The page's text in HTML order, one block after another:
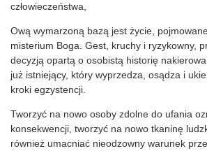
człowieczeństwa,
Ową wymarzoną bazą jest życie,
misterium Boga. Gest, kruchy i ryzykowny,
decyzją opartą o osobistą historię
już istniejący, który wyprzedza, osądza i
kroki egzystencji.
Tworzyć na nowo osoby zdolne do ufania
konsekwencji, tworzyć na nowo tkaninę
również umacniać nieodzowny warunek